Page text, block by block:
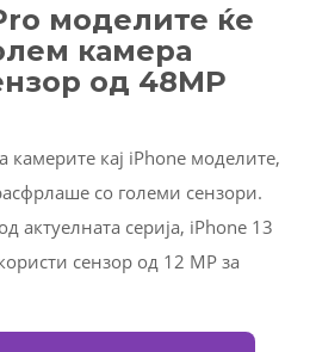
моделите ќе
камера
од 48MP
камерите кај iPhone моделите,
со големи сензори.
актуелната серија, iPhone 13
сензор од 12 MP за